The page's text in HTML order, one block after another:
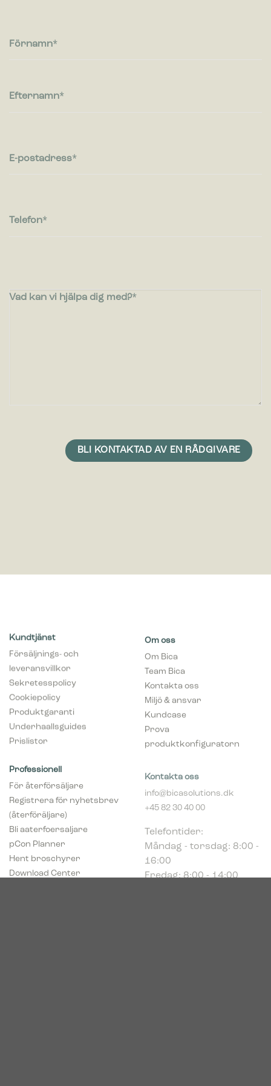
relevanta och engagerande för enskilda användare, och
Förnamn
Efternamn
E-postadress
Telefon
Vad kan vi hjälpa dig med?
Kundtjänst
Försäljnings- och
leveransvillkor
Sekretesspolicy
Cookiepolicy
Produktgaranti
Underhaallsguides
Prislistor
Om oss
Om Bica
Team Bica
Kontakta oss
Miljö & ansvar
Kundcase
Prova
produktkonfiguratorn
Professionell
För återförsäljare
Registrera för nyhetsbrev
(återföräljare)
Bli aaterfoersaljare
pCon Planner
Hent broschyrer
Download Center
+45 82 30 40 00